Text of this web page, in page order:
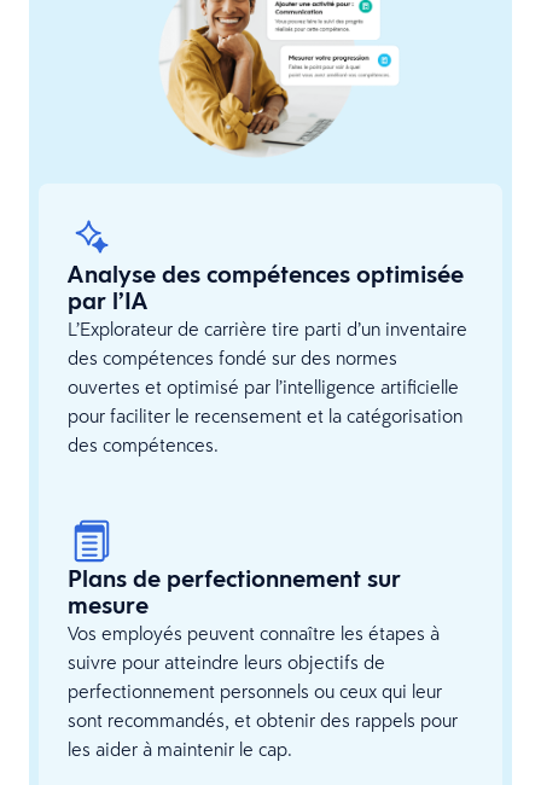
Analyse des compétences optimisée
par l’IA
L’Explorateur de carrière tire parti d’un inventaire
des compétences fondé sur des normes
ouvertes et optimisé par l’intelligence artificielle
pour faciliter le recensement et la catégorisation
des compétences.
Plans de perfectionnement sur
mesure
Vos employés peuvent connaître les étapes à
suivre pour atteindre leurs objectifs de
perfectionnement personnels ou ceux qui leur
sont recommandés, et obtenir des rappels pour
les aider à maintenir le cap.